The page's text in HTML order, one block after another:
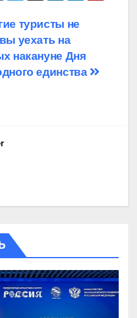
туристы не
уехать на
накануне Дня
единства